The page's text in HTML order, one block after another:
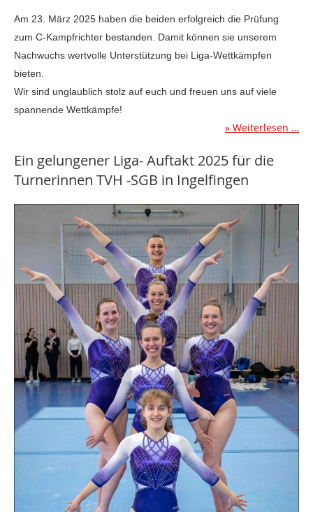
Am 23. März 2025 haben die beiden erfolgreich die Prüfung
zum C-Kampfrichter bestanden. Damit können sie unserem
Nachwuchs wertvolle Unterstützung bei Liga-Wettkämpfen
bieten.
Wir sind unglaublich stolz auf euch und freuen uns auf viele
spannende Wettkämpfe!
Weiterlesen …
Ein gelungener Liga- Auftakt 2025 für die
Turnerinnen TVH -SGB in Ingelfingen